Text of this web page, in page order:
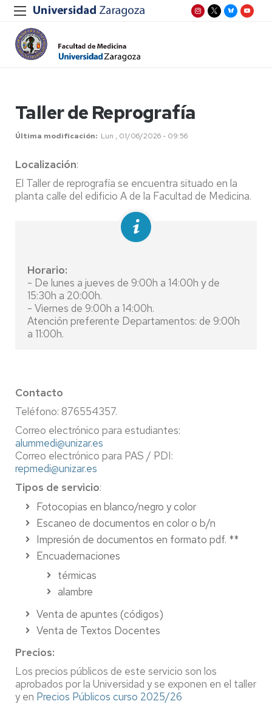
Taller de Reprografía
Última modificación Lun , 01/06/2026 - 09:56
Localización:
El Taller de reprografía se encuentra situado en la
planta calle del edificio A de la Facultad de Medicina.
Horario:
- De lunes a jueves de 9:00h a 14:00h y de
15:30h a 20:00h.
- Viernes de 9:00h a 14:00h.
Atención preferente Departamentos: de 9:00h
a 11:00h.
Contacto
Teléfono: 876554357.
Correo electrónico para estudiantes:
alummedi@unizar.es
Correo electrónico para PAS / PDI:
repmedi@unizar.es
Tipos de servicio:
Fotocopias en blanco/negro y color
Escaneo de documentos en color o b/n
Impresión de documentos en formato pdf. **
Encuadernaciones
térmicas
alambre
Venta de apuntes (códigos)
Venta de Textos Docentes
Precios:
Los precios públicos de este servicio son los
aprobados por la Universidad y se exponen en el taller
y en Precios Públicos curso 2025/26